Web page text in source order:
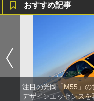
おすすめ記事
注目の光岡「M55」
デザインエッセンス